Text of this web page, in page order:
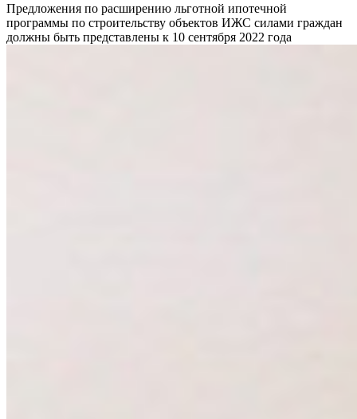
Предложения по расширению льготной ипотечной
программы по строительству объектов ИЖС силами граждан
должны быть представлены к 10 сентября 2022 года